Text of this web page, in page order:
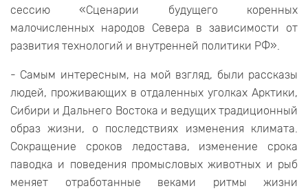
сессию «Сценарии будущего коренных
малочисленных народов Севера в зависимости от
развития технологий и внутренней политики РФ».
- Самым интересным, на мой взгляд, были рассказы
людей, проживающих в отдаленных уголках Арктики,
Сибири и Дальнего Востока и ведущих традиционный
образ жизни, о последствиях изменения климата.
Сокращение сроков ледостава, изменение срока
паводка и поведения промысловых животных и рыб
меняет отработанные веками ритмы жизни